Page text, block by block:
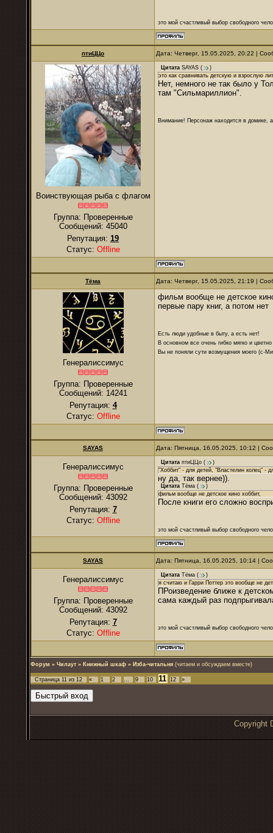
это мой счастливый выбор свободного
птиЦЦо Дата: Четверг, 15.05.2025, 20:22 |
Воинствующая рыба с флагом
Группа: Проверенные
Сообщений: 45040
Репутация: 19
Статус: Offline
Цитата SAYAS (
)
это как сравнивать детскую и взрослую
Нет, немного не так было у
там "Сильмариллион".
Внимание! Персонаж находится в домике,
Тёма Дата: Четверг, 15.05.2025, 21:19 |
Генералиссимус
Группа: Проверенные
Сообщений: 14241
Репутация: 4
Статус: Offline
фильм вообще не детское
первые пару книг, а потом нет
Есть люди удобные в быту, а есть нет!
В основном все очень гибко мягко и цветно
Вы не поняли сути возмущения моего (с-
SAYAS Дата: Пятница, 16.05.2025, 10:12 |
Генералиссимус
Группа: Проверенные
Сообщений: 43092
Репутация: 7
Статус: Offline
Цитата птиЦЦо (
)
"Хоббит" - для детей, "Властелин колец" -
ну да, так вернее)).
Цитата Тёма (
)
фильм вообще не детское кино хоббит,
После книги его сложно
это мой счастливый выбор свободного
SAYAS Дата: Пятница, 16.05.2025, 10:14 |
Генералиссимус
Группа: Проверенные
Сообщений: 43092
Репутация: 7
Статус: Offline
Цитата Тёма (
)
я считаю и Гарри Поттер это вообще не
ПРоизведение ближе к
сама каждый раз
это мой счастливый выбор свободного
Форум » Чилаут » Книжный шкаф » Изба-читальня (читаем и обсуждаем вместе)
Страница 11 из 12 « 1 2 … 9 10 11 12 »
Copyright